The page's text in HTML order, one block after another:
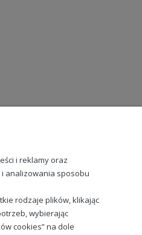
i reklamy oraz
analizowania sposobu
rodzaje plików, klikając
wybierając
cookies” na dole